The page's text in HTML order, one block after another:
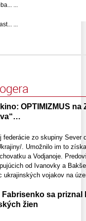
...
...
OPTIMIZMUS na
federácie zo skupiny Sever
. Umožnilo im to
a Vodjanoje.
od Ivanovky a
ukrajinských vojakov na
Fabrisenko sa priznal
žien